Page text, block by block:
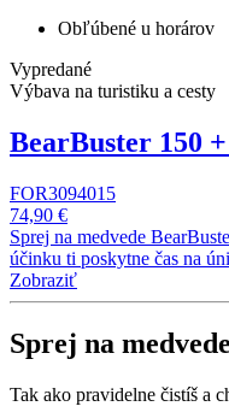
Obľúbené u horárov
Vypredané
Výbava na turistiku a cesty
BearBuster 150
FOR3094015
74,90 €
Sprej na medvede
účinku ti poskytne čas na
Zobraziť
Sprej na
Tak ako pravidelne čistíš a